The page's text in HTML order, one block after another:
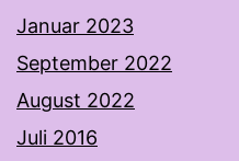
Januar 2023
September 2022
August 2022
Juli 2016